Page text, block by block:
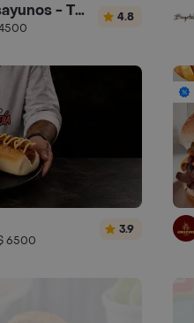
La Lucha Desayunos - Turbo 4.8
6500
3.9